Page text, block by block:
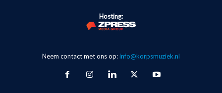
Hosting:
Neem contact met ons op:info@korpsmuziek.nl